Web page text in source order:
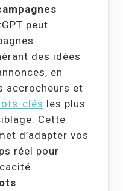
peut
des idées
en
accrocheurs et
clés les plus
Cette
d’adapter vos
réel pour